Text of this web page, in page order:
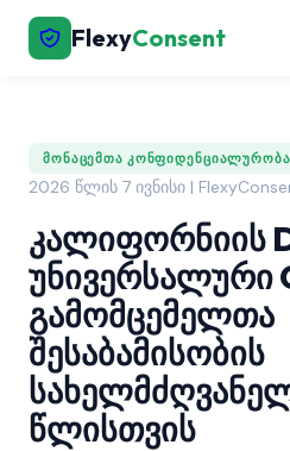
FlexyConsent
ᲛᲝᲜᲐᲪᲔᲛᲗᲐ ᲙᲝᲜᲤᲘᲓᲔᲜᲪᲘᲐᲚᲣᲠᲝᲑᲐ
2026 წლის 7 ივნისი |
კალიფორნიის
უნივერსალური
გამომცემელთა
შესაბამისობის
წლისთვის